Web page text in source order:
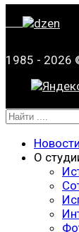
1985 - 2026
Новости
О